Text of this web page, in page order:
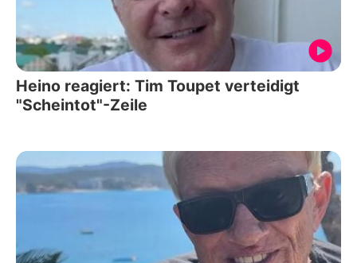
Heino reagiert: Tim Toupet verteidigt
"Scheintot"-Zeile